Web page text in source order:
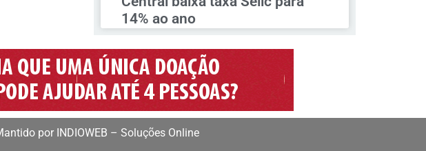
14% ao ano
por INDIOWEB – Soluções Online